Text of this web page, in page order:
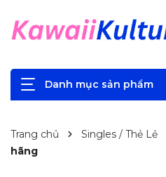
Danh mục sản phẩm
Trang chủ Singles / Thẻ Lẻ
hãng